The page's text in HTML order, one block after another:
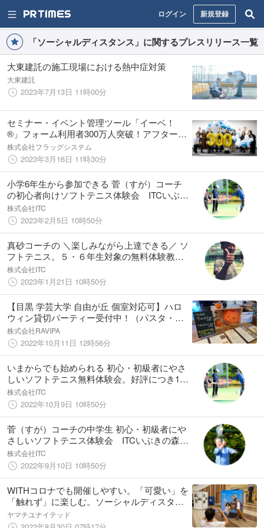
ログイン 新規登録
「ソーシャルディスタンス」に関するプレスリリース一覧
大東建託の施工現場における熱中症対策
大東建託
2023年7月13日 11時00分
セミナー・イベント管理ツール「イーベ！
®」フォーム利用者300万人突破！アフターコ
ロナも増加継続。事前予約制とQRコード受付
が浸透
株式会社フラッグシステム
2023年3月16日 11時30分
小学6年生から参加できる 菅（すが）コーチ
の初心者向けソフトテニス体験会 ITCいぶき
の森 インドアテニススクールで無料開催。
2/19(日)
株式会社ITC
2023年2月5日 10時50分
真砂コーチの ＼楽しみながら上達できる／ ソ
フトテニス。５・６年生対象の無料体験教室
参加者募集中！
株式会社ITC
2023年1月21日 10時50分
【目黒 学芸大学 自由が丘 個室対応可】ハロ
ウィン貸切パーティー受付中！（パスタ・ピ
ザ・ハンバーガー・ステーキ・パンケーキ各
種）イオンスタイル碑文谷レストランフロア
７FニューヨークキッチンARAI
株式会社RAVIPA
2022年10月11日 12時56分
いまからでも始められる 初心・初級者にやさ
しいソフトテニス無料体験会。好評につき10
月度も開催決定。
株式会社ITC
2022年10月9日 10時50分
菅（すが）コーチの中学生 初心・初級者にや
さしいソフトテニス体験会 ITCいぶきの森
インドアテニススクールで開催。9/18(日)
株式会社ITC
2022年9月10日 10時50分
WITHコロナでも開催しやすい。「可愛い」を
「触れず」に楽しむ。ソーシャルディスタン
スを保った安価で手軽なイベントのしくみが
人気
ヤマチユナイテッド